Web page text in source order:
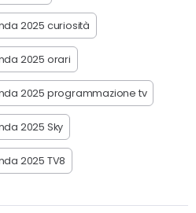
2025 curiosità
2025 orari
2025 programmazione tv
2025 Sky
2025 TV8